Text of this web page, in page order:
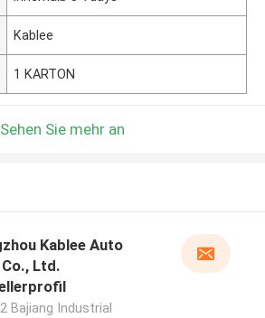
Kablee
1 KARTON
Sehen Sie mehr an
Kablee Auto
Ltd.
Bajiang Industrial